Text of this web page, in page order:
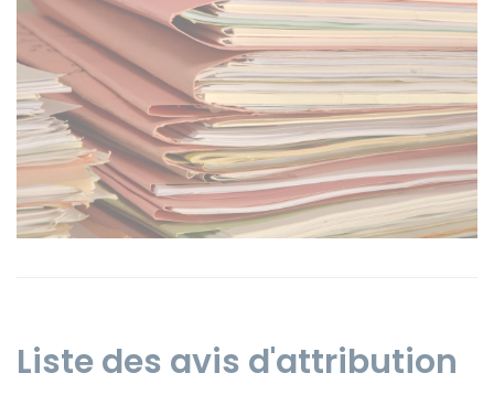
Twitter
Instagram
Liste des avis d'attribution